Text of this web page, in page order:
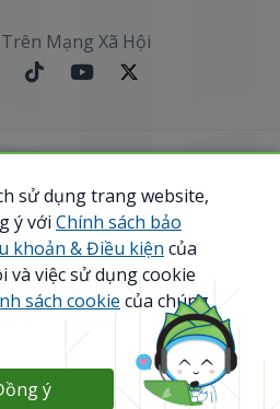
Mạng Xã Hội
Copyright. All Rights
0107867370
sử dụng trang website,
ý với Chính sách bảo
khoản & Điều kiện của
và việc sử dụng cookie
sách cookie của chúng
ý